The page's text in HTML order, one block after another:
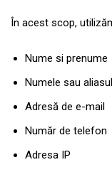
În acest scop,
Nume si prenume
Numele sau
Adresă de e-mail
Număr de telefon
Adresa IP